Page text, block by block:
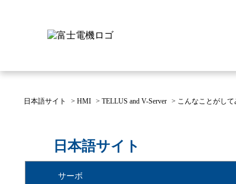
富士電機についてのトップ
株主・投資家情報のトップ
サステナビリティのトップ
日本語サイト > HMI > TELLUS and V-Server > こんなことがして
日本語サイト
サーボ